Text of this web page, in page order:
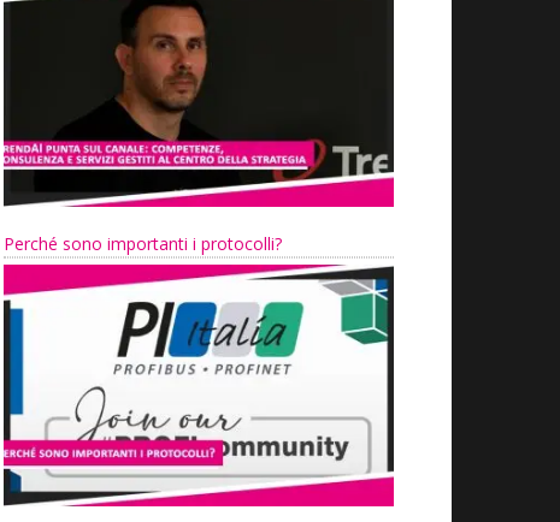
Perché sono importanti i protocolli?